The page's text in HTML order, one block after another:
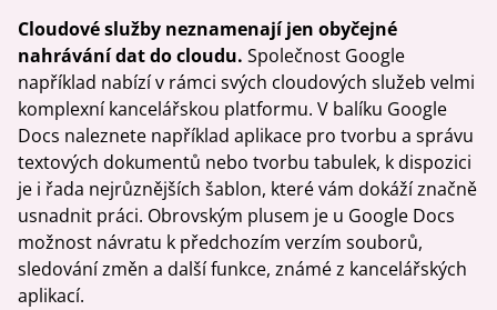
Cloudové služby neznamenají jen obyčejné
nahrávání dat do cloudu. Společnost Google
například nabízí v rámci svých cloudových služeb velmi
komplexní kancelářskou platformu. V balíku Google
Docs naleznete například aplikace pro tvorbu a správu
textových dokumentů nebo tvorbu tabulek, k dispozici
je i řada nejrůznějších šablon, které vám dokáží značně
usnadnit práci. Obrovským plusem je u Google Docs
možnost návratu k předchozím verzím souborů,
sledování změn a další funkce, známé z kancelářských
aplikací.